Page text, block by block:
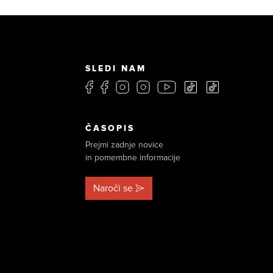
SLEDI NAM
ČASOPIS
Prejmi zadnje novice
in pomembne informacije
Naroči se